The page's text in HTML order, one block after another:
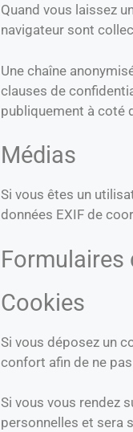
Quand vous laissez
navigateur sont
Une chaîne
clauses de
publiquement à coté
Médias
Si vous êtes un
données EXIF de
Formulaires
Cookies
Si vous déposez un
confort afin de ne
Si vous vous rendez
personnelles et sera